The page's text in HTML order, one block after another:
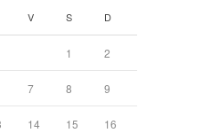
V S D
1 2
7 8 9
14 15 16